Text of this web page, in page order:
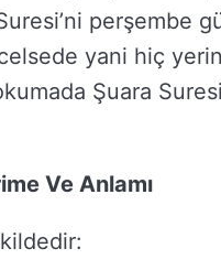
perşembe
yani hiç
Şuara
Ve Anlamı